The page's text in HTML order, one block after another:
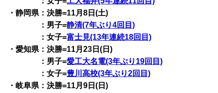
・静岡県：決勝=11月8日(土)
：男子=静清(7年ぶり4回目)
：女子=富士見(13年連続18回目)
・愛知県：決勝=11月23日(日)
：男子=愛工大名電(3年ぶり19回目)
：女子=豊川高校(3年ぶり2回目)
・岐阜県：決勝=11月9日(日)